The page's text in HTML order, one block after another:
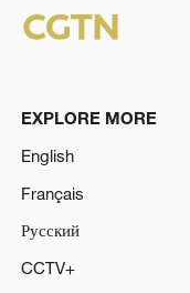
EXPLORE MORE
English
Français
Русский
CCTV+